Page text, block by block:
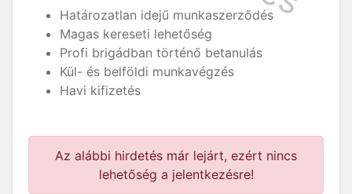
Határozatlan idejű munkaszerződés
Magas kereseti lehetőség
Profi brigádban történő betanulás
Kül- és belföldi munkavégzés
Havi kifizetés
Az alábbi hirdetés már lejárt, ezért nincs
lehetőség a jelentkezésre!